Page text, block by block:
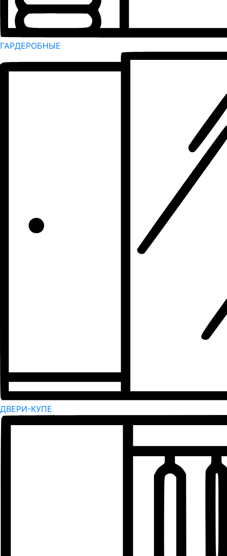
ГАРДЕРОБНЫЕ
ДВЕРИ-КУПЕ